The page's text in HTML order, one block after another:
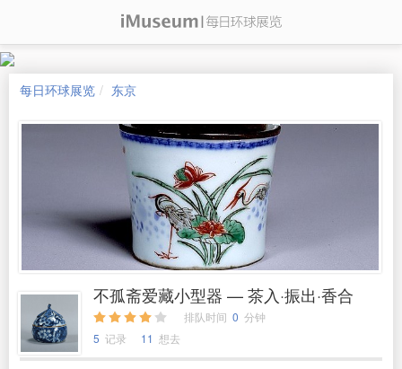
每日环球展览 东京
不孤斋爱藏小型器 — 茶入·振出·香合
排队时间 0 分钟
5 记录 11 想去